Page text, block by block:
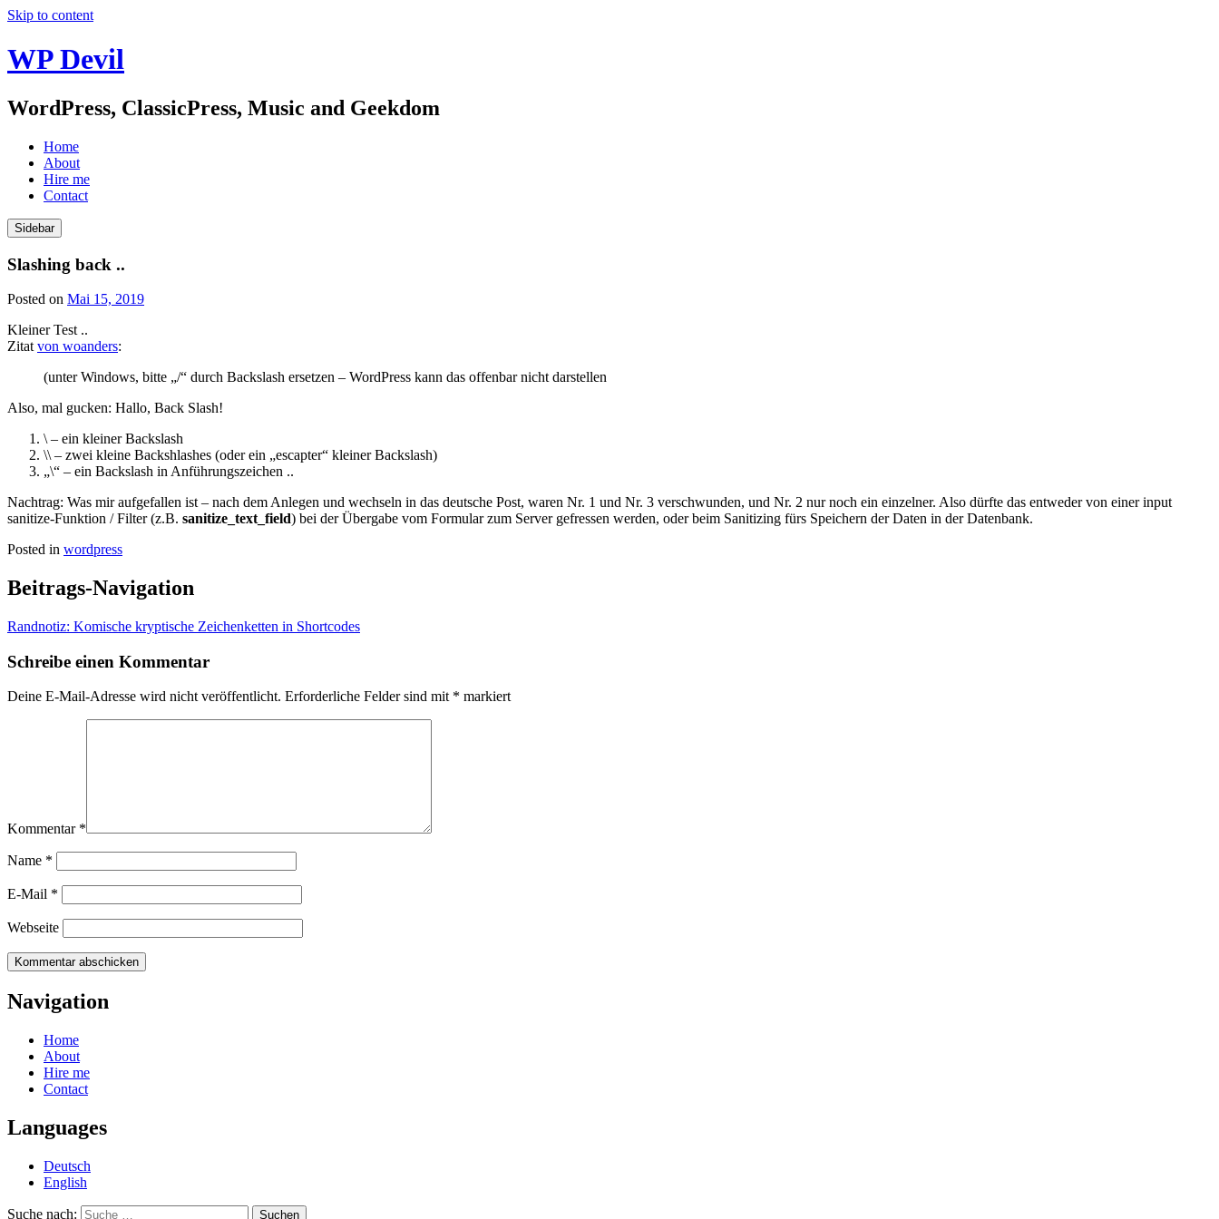
Skip to content
WP Devil
WordPress, ClassicPress, Music and Geekdom
Home
About
Hire me
Contact
Sidebar
Slashing back ..
Posted on Mai 15, 2019
Kleiner Test ..
Zitat von woanders:
(unter Windows, bitte „/“ durch Backslash ersetzen – WordPress kann das offenbar nicht darstellen
Also, mal gucken: Hallo, Back Slash!
\ – ein kleiner Backslash
\\ – zwei kleine Backshlashes (oder ein „escapter“ kleiner Backslash)
„\“ – ein Backslash in Anführungszeichen ..
Nachtrag: Was mir aufgefallen ist – nach dem Anlegen und wechseln in das deutsche Post, waren Nr. 1 und Nr. 3 verschwunden, und Nr. 2 nur noch ein einzelner. Also dürfte das entweder von einer input
sanitize-Funktion / Filter (z.B. sanitize_text_field) bei der Übergabe vom Formular zum Server gefressen werden, oder beim Sanitizing fürs Speichern der Daten in der Datenbank.
Posted in wordpress
Beitrags-Navigation
Randnotiz: Komische kryptische Zeichenketten in Shortcodes
Schreibe einen Kommentar
Deine E-Mail-Adresse wird nicht veröffentlicht. Erforderliche Felder sind mit * markiert
Kommentar *
Name *
E-Mail *
Webseite
Navigation
Home
About
Hire me
Contact
Languages
Deutsch
English
Suche nach: